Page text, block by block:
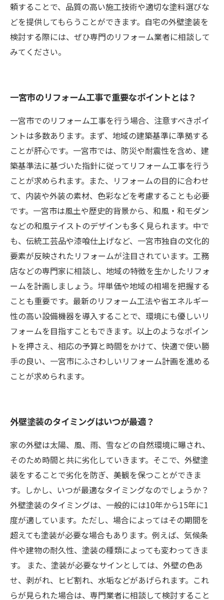
頼することで、品質の高い施工技術や適切な塗料選びな
どを提供してもらうことができます。自宅の外壁塗装を
検討する際には、ぜひ専門のリフォーム業者に相談して
みてください。
一宮市のリフォーム工事で重要なポイントとは？
一宮市でのリフォーム工事を行う場合、注意すべきポイ
ントは多数あります。まず、地域の建築基準に準拠する
ことが肝心です。一宮市では、防災や耐震性を含め、建
築基準法に基づいた指針に従ってリフォーム工事を行う
ことが求められます。また、リフォームの目的に合わせ
て、内装や外装の素材、色彩などを考慮することも必要
です。一宮市は風土や歴史的背景から、和風・和モダン
などの和風テイストのデザインも多く見られます。中で
も、伝統工芸品や漆喰仕上げなど、一宮市独自の文化的
要素が反映されたリフォームが注目されています。工務
店などの専門家に相談し、地域の特徴を生かしたリフォ
ームを計画しましょう。坪単価や地域の相場を把握する
ことも重要です。最新のリフォーム工法や省エネルギー
性の高い設備機器を導入することで、環境にも優しいリ
フォームを目指すこともできます。以上のようなポイン
トを押さえ、相応の予算と時間をかけて、快適で使い勝
手の良い、一宮市にふさわしいリフォーム計画を進める
ことが求められます。
外壁塗装のタイミングはいつが最適？
家の外壁は太陽、風、雨、雪などの自然環境に曝され、
そのため時間と共に劣化していきます。そこで、外壁塗
装をすることで劣化を防ぎ、美観を保つことができま
す。しかし、いつが最適なタイミングなのでしょうか？
外壁塗装のタイミングは、一般的には10年から15年に1
度が適しています。ただし、場合によってはその期間を
超えても塗装が必要な場合もあります。例えば、気候条
件や建物の耐久性、塗装の種類によっても変わってきま
す。 また、塗装が必要なサインとしては、外壁の色あ
せ、剥がれ、ヒビ割れ、水垢などがあげられます。これ
らが見られた場合は、専門業者に相談して検討すること